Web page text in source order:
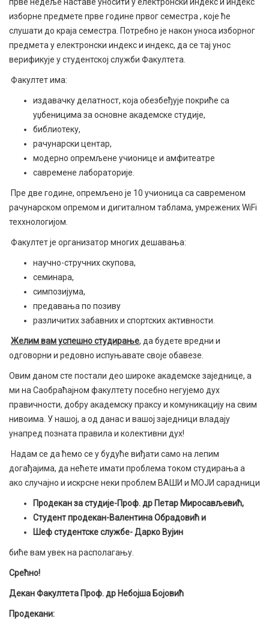
изборне предмете прве године првог семестра , које ће
слушати до краја семестра. Потребно је након уноса изборног
предмета у електронски индекс и индекс, да се тај унос
верификује у студентској служби Факултета.
Факултет има:
издавачку делатност, која обезбеђује покриће са
уџбеницима за основне академске студије,
библиотеку,
рачунарски центар,
модерно опремљене учионице и амфитеатре
савремене лабораторије.
Пре две године, опремљено је 10 учионица са савременом
рачунарском опремом и дигиталном таблама, умрежених WiFi
теххнологијом.
Факултет је организатор многих дешавања:
научно-стручних скупова,
семинара,
симпозијума,
предавања по позиву
различитих забавних и спортских активности.
Желим вам успешно студирање, да будете вредни и
одговорни и редовно испуњавате своје обавезе.
Овим даном сте постали део широке академске заједнице, а
ми на Саобраћајном факултету посебно негујемо дух
правичности, добру академску праксу и комуникацију на свим
нивоима. У нашој, а од данас и вашој заједници владају
унапред позната правила и колективни дух!
Надам се да ћемо се у будуће виђати само на лепим
догађајима, да нећете имати проблема током студирања а
ако случајно и искрсне неки проблем ВАШИ и МОЈИ сарадници
Продекан за студије-Проф. др Петар Миросављевић,
Студент продекан-Валентина Обрадовић и
Шеф студентске службе- Дарко Вујин
биће вам увек на располагању.
Срећно!
Декан Факултета Проф. др Небојша Бојовић
Продекани: